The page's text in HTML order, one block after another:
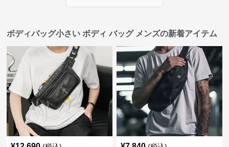
ボディバッグ小さい ボディ バッグ メンズの新着アイテム